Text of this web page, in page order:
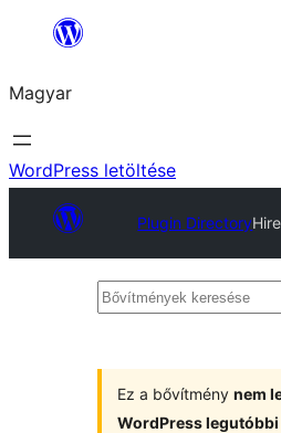
Ugrás
tartalomhoz
Magyar
WordPress letöltése
Plugin Directory
Bővítmények
Ez a bővítmény nem
WordPress legutóbbi